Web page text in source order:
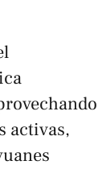
activas,